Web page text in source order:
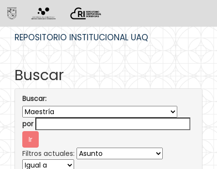
REPOSITORIO INSTITUCIONAL UAQ
Buscar
Buscar:
por
Filtros actuales: